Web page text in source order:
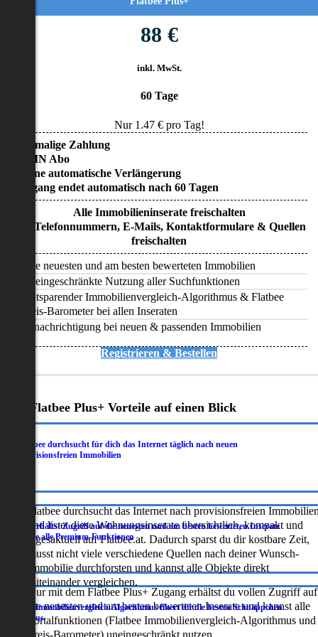
88 €
inkl. MwSt.
60 Tage
Nur 1.47€ pro Tag!
• Einmalige Zahlung
• KEIN Abo
• Keine automatische Verlängerung
• Zugang endet automatisch nach 60 Tagen
Alle Immobilieninserate freischalten
Alle Telefonnummern, E-Mails, Kontaktformulare & Quellen
freischalten
Alle neuesten und am besten bewerteten Immobilien
Uneingeschränkte Nutzung aller Suchfunktionen
Zeitsparender Immobilienvergleich-Algorithmus & Flatbee
Preis-Barometer bei allen Inseraten
Benachrichtigung bei neuen & passenden Immobilien
Registrieren & Bestellen
Flatbee Plus+ Vorteile auf einen Blick
Flatbee durchsucht für dich das Internet täglich nach neuen
provisionsfreien Immobilien
Flatbee durchsucht das Internet nach provisionsfreien
und listet diese Wohnungsinserate übersichtlich, kompakt und
tagesaktuell auf Flatbee.at. Dadurch sparst du dir kostbare Zeit,
musst nicht viele verschiedene Quellen nach deiner Wunsch-
Immobilie durchforsten und kannst alle Objekte direkt
miteinander vergleichen.
Du erhältst Zugriff auf die neuesten und am besten bewerteten Inserate
sowie alle Premium-Funktionen
Nur mit dem Flatbee Plus+ Zugang erhältst du vollen Zugriff auf
die neuesten und am besten bewerteten Inserate und kannst alle
Portalfunktionen (Flatbee Immobilienvergleich-Algorithmus und
Der Immobilienvergleich-Algorithmus filtert dir die besten Schnäppchen
heraus